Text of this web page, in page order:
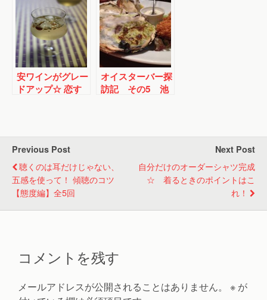
安ワインがグレー
ドアップ☆ 恋す
オイスターバー探
訪記 その5 池
Previous Post
聴くのは耳だけじゃない、
五感を使って！ 傾聴のコツ
【態度編】全5回
Next Post
自分だけのオーダーシャツ完成
☆ 着るときのポイントはこ
れ！
コメントを残す
メールアドレスが公開されることはありません。 ※ が